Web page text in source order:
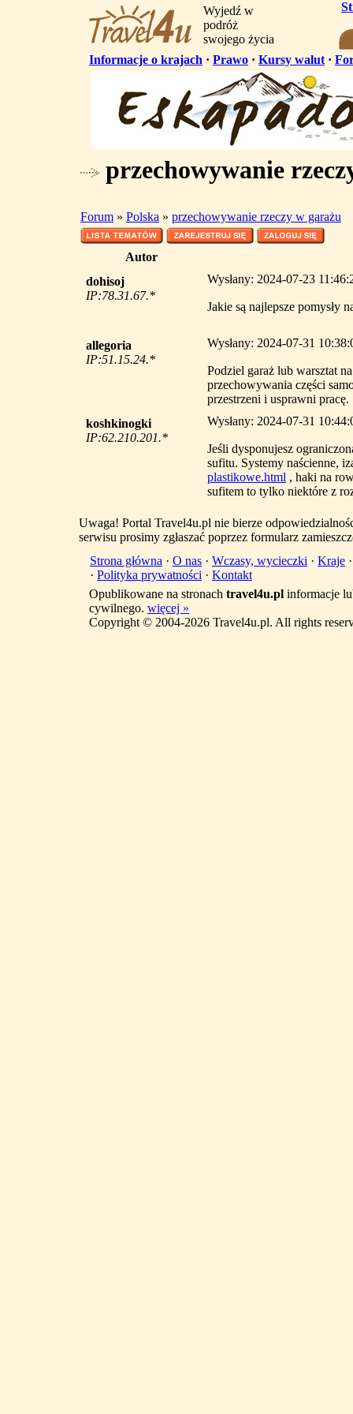
Wyjedź w
podróż
swojego życia
Informacje o krajach · Prawo · Kursy walut ·
przechowywanie
Forum » Polska » przechowywanie rzeczy w garażu
Autor
dohisoj
IP:78.31.67.*
Wysłany: 2024-07-23
Jakie są najlepsze pomysły
allegoria
IP:51.15.24.*
Wysłany: 2024-07-31
Podziel garaż lub warsztat
przechowywania części
przestrzeni i usprawni pracę.
koshkinogki
IP:62.210.201.*
Wysłany: 2024-07-31
Jeśli dysponujesz
sufitu. Systemy naścienne,
plastikowe.html , haki na
sufitem to tylko niektóre z
Uwaga! Portal Travel4u.pl nie bierze
serwisu prosimy zgłaszać poprzez formularz
Strona główna · O nas · Wczasy, wycieczki · Kraje
· Polityka prywatności · Kontakt
Opublikowane na stronach travel4u.pl informacje
cywilnego. więcej »
Copyright © 2004-2026 Travel4u.pl. All rights